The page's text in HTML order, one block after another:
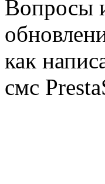
Вопросы
как
смс